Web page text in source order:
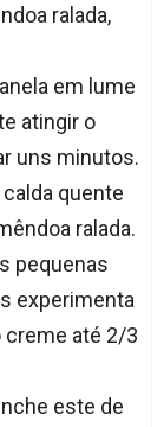
ralada,
em lume
atingir o
uns minutos.
quente
ralada.
pequenas
experimenta
creme até 2/3
este de